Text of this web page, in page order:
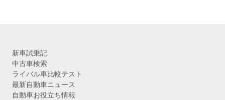
新車試乗記
中古車検索
ライバル車比較テスト
最新自動車ニュース
自動車お役立ち情報